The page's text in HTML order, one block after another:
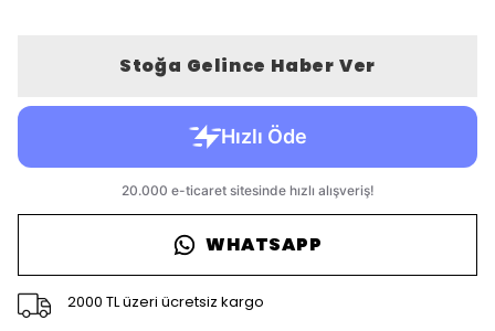
Stoğa Gelince Haber Ver
WHATSAPP
2000 TL üzeri ücretsiz kargo